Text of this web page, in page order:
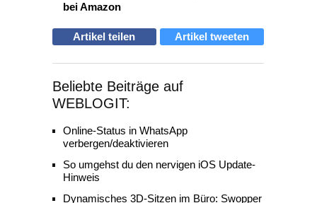
bei Amazon
Artikel teilen Artikel tweeten
Beliebte Beiträge auf
WEBLOGIT:
Online-Status in WhatsApp
verbergen/deaktivieren
So umgehst du den nervigen iOS Update-
Hinweis
Dynamisches 3D-Sitzen im Büro: Swopper